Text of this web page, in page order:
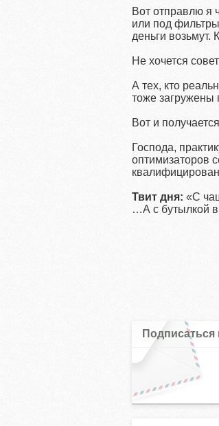
Вот отправлю я
или под
деньги возьмут.
Не хочется
А тех, кто
тоже загружены
Вот и
Господа,
оптимизаторов
Твит дня: «С
…А с бутылкой
Подписаться